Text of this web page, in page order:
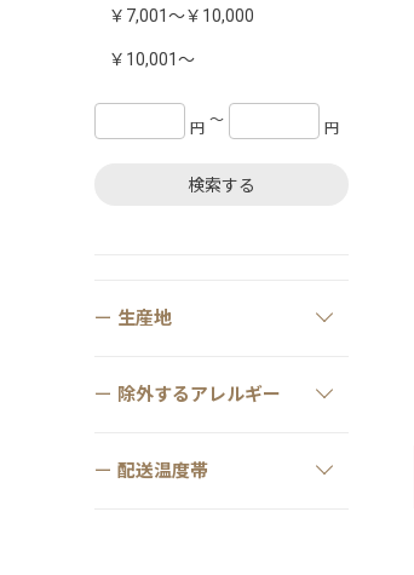
￥7,001～￥10,000
￥10,001～
円 〜 円
検索する
生産地
除外するアレルギー
配送温度帯